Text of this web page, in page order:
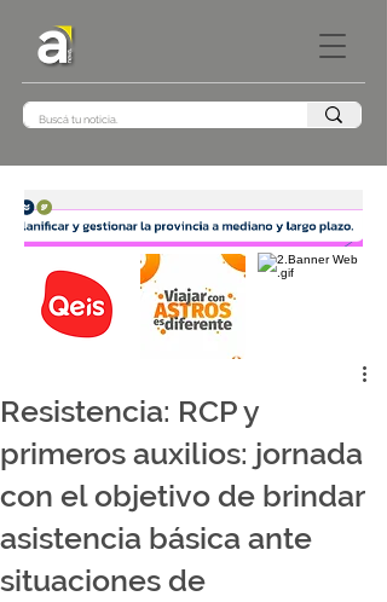
Resistencia: RCP y
primeros auxilios: jornada
con el objetivo de brindar
asistencia básica ante
situaciones de